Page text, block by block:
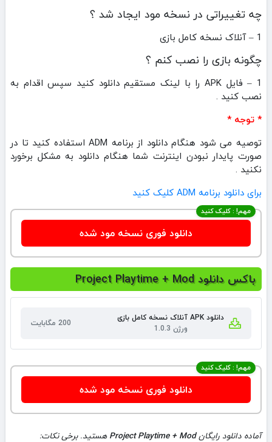
چه تغییراتی در نسخه مود ایجاد شد ؟
1 – آنلاک نسخه کامل بازی
چگونه بازی را نصب کنم ؟
1 – فایل APK را با لینک مستقیم دانلود کنید سپس اقدام به
نصب کنید .
* توجه *
توصیه می شود هنگام دانلود از برنامه ADM استفاده کنید تا در
صورت پایدار نبودن اینترنت شما هنگام دانلود به مشکل برخورد
نکنید .
برای دانلود برنامه ADM کلیک کنید
مهم! : کلیک کنید
دانلود فوری نسخه مود شده
باکس دانلود Project Playtime + Mod
دانلود APK آنلاک نسخه کامل بازی
ورژن 1.0.3
200 مگابایت
مهم! : کلیک کنید
دانلود فوری نسخه مود شده
آماده دانلود رایگانProject Playtime + Mod هستید. برخی نکات: